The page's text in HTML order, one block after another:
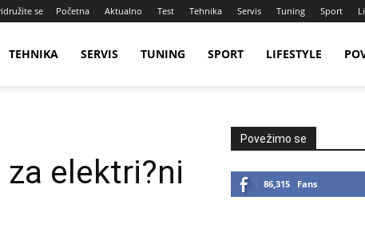
se Početna Aktualno Test Tehnika Servis Tuning Sport
TEHNIKA SERVIS TUNING SPORT LIFESTYLE
elektri?ni
Povežimo se
86,315 Fans